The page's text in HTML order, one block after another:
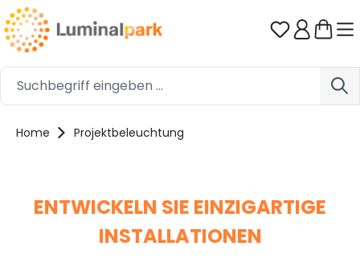
Zum Hauptinhalt springen Du hast 0
Home Projektbeleuchtung
ENTWICKELN SIE EINZIGARTIGE
INSTALLATIONEN